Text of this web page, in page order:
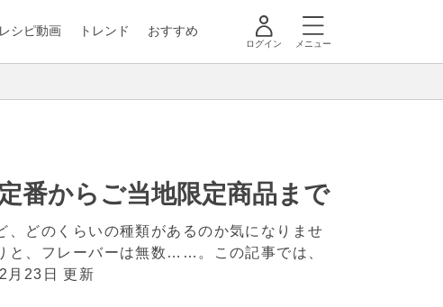
レシピ動画 トレンド おすすめ
ログイン メニュー
番からご当地限定商品まで
どのくらいの種類があるのか気になりませ
と、フレーバーは無数……。この記事では、
月23日 更新